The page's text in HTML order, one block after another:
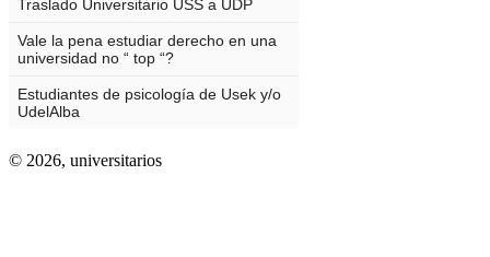
© 2026, universitarios